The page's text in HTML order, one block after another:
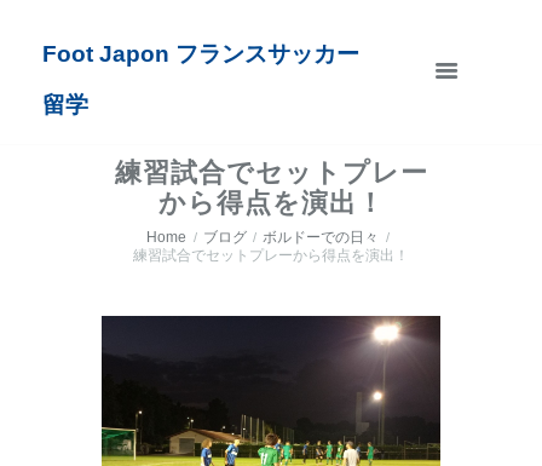
Foot Japon フランスサッカー
留学
練習試合でセットプレー
から得点を演出！
Home ブログ
ボルドーでの日々
練習試合でセットプレーから得点を演出！